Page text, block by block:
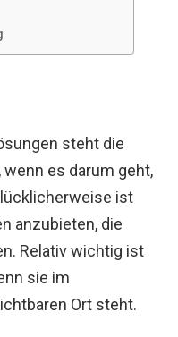
steht die
es darum geht,
ist
anzubieten, die
Relativ wichtig ist
sie im
Ort steht.